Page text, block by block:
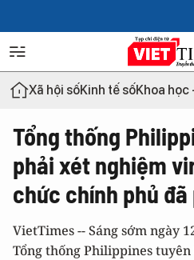
Xã hội sốKinh tế sốKhoa học
Tổng thống
phải xét nghiệm
chức chính phủ
VietTimes -- Sáng sớm ngày
Tổng thống Philippines tuyên